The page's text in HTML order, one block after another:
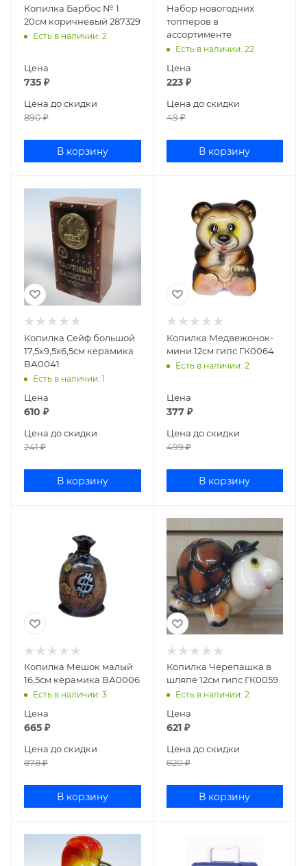
Копилка Барбос № 1
20см коричневый 287329
Есть в наличии: 2
Цена
735 ₽
Цена до скидки
890₽
В корзину
Набор новогодних
топперов в
ассортименте
Есть в наличии: 22
Цена
223₽
Цена до скидки
49₽
В корзину
Копилка Сейф большой
17,5х9,5х6,5см керамика
ВА0041
Есть в наличии: 1
Цена
610 ₽
Цена до скидки
241₽
В корзину
Копилка Медвежонок-
мини 12см гипс ГК0064
Есть в наличии: 2
Цена
377₽
Цена до скидки
499₽
В корзину
Копилка Мешок малый
16,5см керамика ВА0006
Есть в наличии: 3
Цена
665 ₽
Цена до скидки
878₽
В корзину
Копилка Черепашка в
шляпе 12см гипс ГК0059
Есть в наличии: 2
Цена
621₽
Цена до скидки
820₽
В корзину